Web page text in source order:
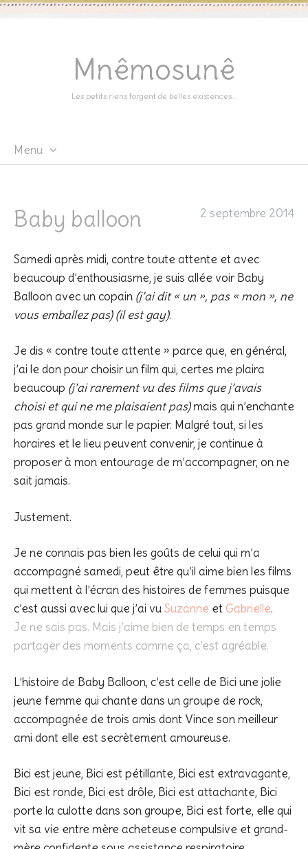
Mnêmosunê
Les petits riens forgent de belles existences…
Menu
Baby balloon 2 septembre 2014
Samedi après midi, contre toute attente et avec
beaucoup d’enthousiasme, je suis allée voir Baby
Balloon avec un copain (j’ai dit « un », pas « mon », ne
vous emballez pas) (il est gay).
Je dis « contre toute attente » parce que, en général,
j’ai le don pour choisir un film qui, certes me plaira
beaucoup (j’ai rarement vu des films que j’avais
choisi et qui ne me plaisaient pas)mais qui n’enchante
pas grand monde sur le papier. Malgré tout, si les
horaires et le lieu peuvent convenir, je continue à
proposer à mon entourage de m’accompagner, on ne
sait jamais.
Justement.
Je ne connais pas bien les goûts de celui qui m’a
accompagné samedi, peut être qu’il aime bien les films
qui mettent à l’écran des histoires de femmes puisque
c’est aussi avec lui que j’ai vuSuzanne et Gabrielle.
Je ne sais pas. Mais j’aime bien de temps en temps
partager des moments comme ça, c’est agréable.
L’histoire de Baby Balloon, c’est celle de Bici une jolie
jeune femme qui chante dans un groupe de rock,
accompagnée de trois amis dont Vince son meilleur
ami dont elle est secrètement amoureuse.
Bici est jeune, Bici est pétillante, Bici est extravagante,
Bici est ronde, Bici est drôle, Bici est attachante, Bici
porte la culotte dans son groupe, Bici est forte, elle qui
vit sa vie entre mère acheteuse compulsive et grand-